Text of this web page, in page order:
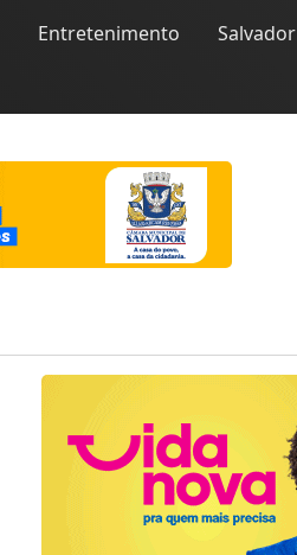
Entretenimento Salvador